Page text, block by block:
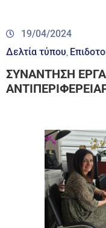
19/04/2024
Δελτία τύπου
ΣΥΝΑΝΤΗΣΗ